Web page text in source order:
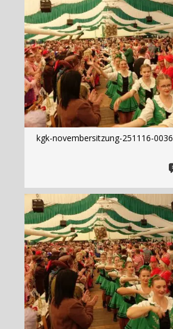
kgk-novembersitzung-251116-0036